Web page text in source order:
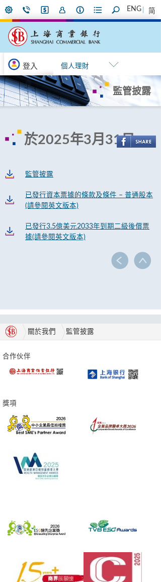
ENG 简
登入 個人理財
監管披露
於2025年3月31日
監管披露
已發行資本票據的條款及條件 – 普通股本
(請參閱英文版本)
已發行3.5億美元2033年到期二級後償票
據(請參閱英文版本)
關於我們 監管披露
合作伙伴
獎項